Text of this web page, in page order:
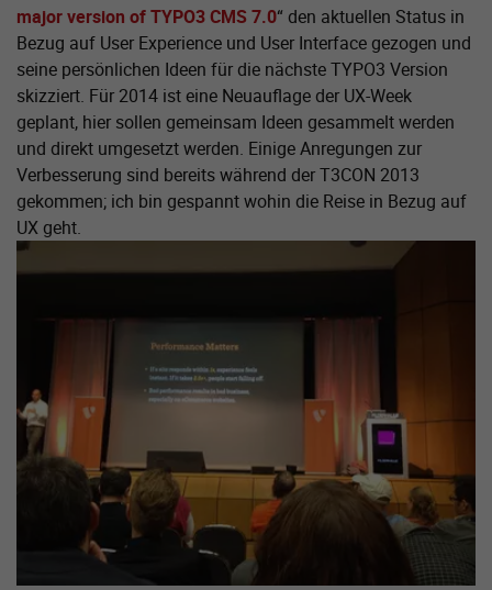
Zeige größere Version von:
major version of TYPO3 CMS 7.0“ den aktuellen Status in
Bezug auf User Experience und User Interface gezogen und
seine persönlichen Ideen für die nächste TYPO3 Version
skizziert. Für 2014 ist eine Neuauflage der UX-Week
geplant, hier sollen gemeinsam Ideen gesammelt werden
und direkt umgesetzt werden. Einige Anregungen zur
Verbesserung sind bereits während der T3CON 2013
gekommen; ich bin gespannt wohin die Reise in Bezug auf
UX geht.